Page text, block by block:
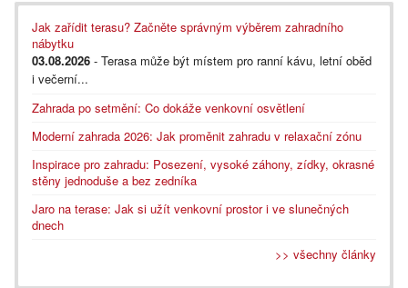
Jak zařídit terasu? Začněte správným výběrem zahradního
nábytku
03.08.2026 - Terasa může být místem pro ranní kávu, letní oběd
i večerní...
Zahrada po setmění: Co dokáže venkovní osvětlení
Moderní zahrada 2026: Jak proměnit zahradu v relaxační zónu
Inspirace pro zahradu: Posezení, vysoké záhony, zídky, okrasné
stěny jednoduše a bez zedníka
Jaro na terase: Jak si užít venkovní prostor i ve slunečných
dnech
>> všechny články